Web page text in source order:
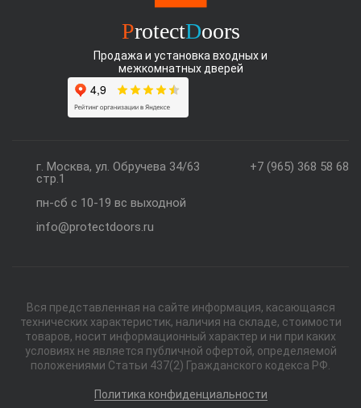
ProtectDoors
Продажа и установка входных и
межкомнатных дверей
+7 (965) 368 58 68
г. Москва, ул. Обручева 34/63
стр.1
пн-сб с 10-19 вс выходной
info@protectdoors.ru
Вся представленная на сайте информация, касающаяся
технических характеристик, наличия на складе, стоимости
товаров, носит информационный характер и ни при каких
условиях не является публичной офертой, определяемой
положениями Статьи 437(2) Гражданского кодекса РФ.
Политика конфиденциальности